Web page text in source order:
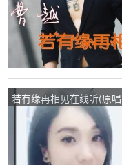
若有缘再相见在线听(原唱
是曹越)，美珠珠感恩家人
演唱点播:88675次